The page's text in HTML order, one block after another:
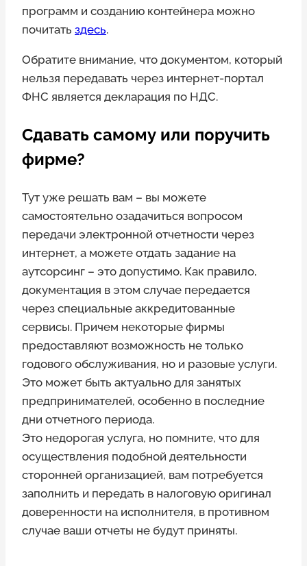
программ и созданию контейнера можно
почитать здесь.
Обратите внимание, что документом, который
нельзя передавать через интернет-портал
ФНС является декларация по НДС.
Сдавать самому или поручить
фирме?
Тут уже решать вам – вы можете
самостоятельно озадачиться вопросом
передачи электронной отчетности через
интернет, а можете отдать задание на
аутсорсинг – это допустимо. Как правило,
документация в этом случае передается
через специальные аккредитованные
сервисы. Причем некоторые фирмы
предоставляют возможность не только
годового обслуживания, но и разовые услуги.
Это может быть актуально для занятых
предпринимателей, особенно в последние
дни отчетного периода.
Это недорогая услуга, но помните, что для
осуществления подобной деятельности
сторонней организацией, вам потребуется
заполнить и передать в налоговую оригинал
доверенности на исполнителя, в противном
случае ваши отчеты не будут приняты.